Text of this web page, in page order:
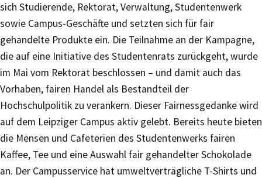
sich Studierende, Rektorat, Verwaltung, Studentenwerk
sowie Campus-Geschäfte und setzten sich für fair
gehandelte Produkte ein. Die Teilnahme an der Kampagne,
die auf eine Initiative des Studentenrats zurückgeht, wurde
im Mai vom Rektorat beschlossen – und damit auch das
Vorhaben, fairen Handel als Bestandteil der
Hochschulpolitik zu verankern. Dieser Fairnessgedanke wird
auf dem Leipziger Campus aktiv gelebt. Bereits heute bieten
die Mensen und Cafeterien des Studentenwerks fairen
Kaffee, Tee und eine Auswahl fair gehandelter Schokolade
an. Der Campusservice hat umweltverträgliche T-Shirts und